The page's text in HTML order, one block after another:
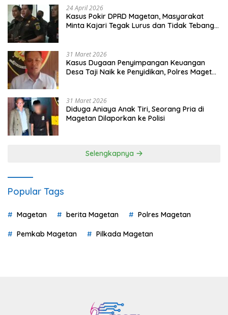
24 April 2026
Kasus Pokir DPRD Magetan, Masyarakat
Minta Kajari Tegak Lurus dan Tidak Tebang
31 Maret 2026
Kasus Dugaan Penyimpangan Keuangan
Desa Taji Naik ke Penyidikan, Polres Magetan
31 Maret 2026
Diduga Aniaya Anak Tiri, Seorang Pria di
Magetan Dilaporkan ke Polisi
Selengkapnya
Popular Tags
Magetan berita Magetan Polres Magetan
Pemkab Magetan Pilkada Magetan